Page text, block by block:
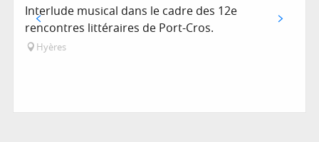
Interlude musical dans le cadre des 12e
rencontres littéraires de Port-Cros.
Hyères